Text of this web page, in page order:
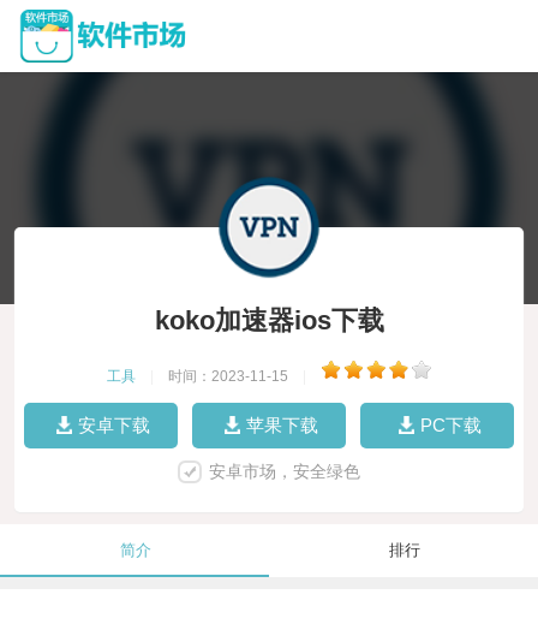
koko加速器ios下载
工具 时间：2023-11-15
安卓下载 苹果下载 PC下载
安卓市场，安全绿色
简介 排行